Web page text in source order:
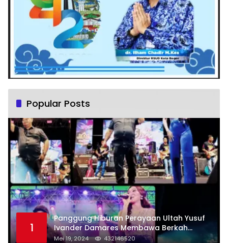
Popular Posts
1
Panggung Hiburan Perayaan Ultah Yusuf
Ivander Damares Membawa Berkah
Warga Kejapanan
Mei 19, 2024 432146520